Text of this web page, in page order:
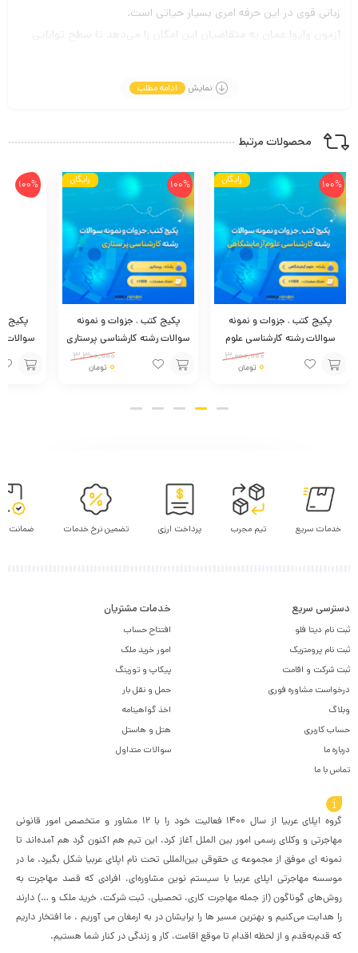
زبانی قوی در این حرفه امری بسیار حیاتی است.
آزمون وایوا عمان به متقاضیان این امکان را می‌دهد تا سطح توانایی
شوند. این آزمون به عنوان یکی از مراحل مهم در فرآیند پذیرش
استفاده قرار می‌گیرد و به متقاضیان امکان می‌دهد تا با موفقیت وارد
نمایش ادامه مطلب
محصولات مرتبط
رایگان 100%
پکیج کتب ، جزوات و نمونه
سوالات رشته کارشناسی علوم
آزمایشگاهی3,000,000
0 تومان
رایگان 100%
پکیج کتب ، جزوات و نمونه
سوالات رشته کارشناسی پرستاری
3,300,000
0 تومان
به
100%
پکیج
سوالات
خدمات سریع تیم مجرب پرداخت ارزی تضمین نرخ خدمات ضمانت
دسترسی سریع
ثبت نام دیتا فلو
ثبت نام پرومتریک
ثبت شرکت و اقامت
درخواست مشاوره فوری
وبلاگ
حساب کاربری
درباره ما
تماس با ما
خدمات مشتریان
افتتاح حساب
امور خرید ملک
پیکاپ و تورینگ
حمل و نقل بار
اخذ گواهینامه
هتل و هاستل
سوالات متداول
گروه اپلای عربیا از سال 1400 فعالیت خود را با 12 مشاور و متخصص امور قانونی
مهاجرتی و وکلای رسمی امور بین الملل آغاز کرد، این تیم هم اکنون گرد هم آمده‌اند تا
نمونه ای موفق از مجموعه ی حقوقی بین‌المللی تحت نام اپلای عربیا شکل بگیرد. ما در
موسسه مهاجرتی اپلای عربیا با سیستم نوین مشاوره‌ای، افرادی که قصد مهاجرت به
روش‌های گوناگون (از جمله مهاجرت کاری، تحصیلی، ثبت شرکت، خرید ملک و …) دارند
را هدایت می‌کنیم و بهترین مسیر ها را برایشان در به ارمغان می آوریم . ما افتخار داریم
که قدم‌به‌قدم و از لحظه اقدام تا موقع اقامت، کار و زندگی در کنار شما هستیم.